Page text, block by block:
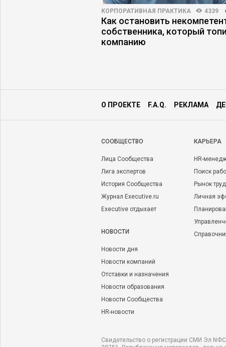
КОРПОРАТИВНАЯ ПРАКТИКА 4339
Как остановить
собственника, который
компанию
О ПРОЕКТЕ F.A.Q. РЕКЛАМА
CООБЩЕСТВО
Лица Сообщества
Лига экспертов
История Сообщества
Журнал Executive.ru
Executive отдыхает
НОВОСТИ
Новости дня
Новости компаний
Отставки и назначения
Новости образования
Новости Сообщества
HR-новости
КАРЬЕРА
HR-
Поиск
Рынок
Личная
Свидетельство о регистрации СМИ Эл